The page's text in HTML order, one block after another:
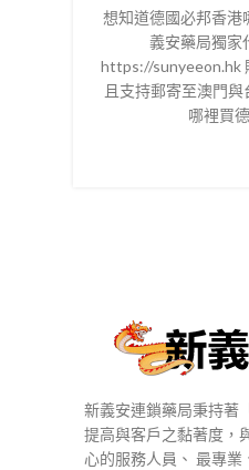
想知道德國必邦香港
義安藥局獨家
https://sunyeeon.hk
且支持郵寄至澳門與
哪裡買
新義安連鎖藥局秉持著
提高與客戶之黏著度，
心的服務人員、 最專